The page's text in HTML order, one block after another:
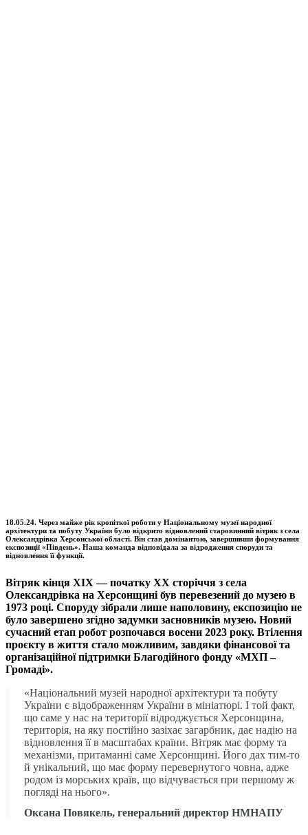
18.05.24. Через майже рік кропіткої роботи у Національному музеї народної
архітектури та побуту України було відкрито відновлений старовинний вітряк з села
Олександрівка Херсонської області. Він став домінантою, завершивши формування
експозиції «Південь». Наша команда відповідала за відродження споруди та
відновлення її функції.
Вітряк кінця ХІХ — початку ХХ сторіччя з села
Олександрівка на Херсонщині був перевезений до музею в
1973 році. Споруду зібрали лише наполовину, експозицію не
було завершено згідно задумки засновників музею. Новий
сучасний етап робот розпочався восени 2023 року. Втілення
проєкту в життя стало можливим, завдяки фінансової та
організаційної підтримки Благодійного фонду «МХП –
Громаді».
«Національний музей народної архітектури та побуту
України є відображенням України в мініатюрі. І той факт,
що саме у нас на території відроджується Херсонщина,
територія, на яку постійно зазіхає загарбник, дає надію на
відновлення її в масштабах країни. Вітряк має форму та
механізми, притаманні саме Херсонщині. Його дах тим-то
й унікальний, що має форму перевернутого човна, адже
родом із морських країв, що відчувається при першому ж
погляді на нього».
Оксана Повякель, генеральний директор НМНАПУ